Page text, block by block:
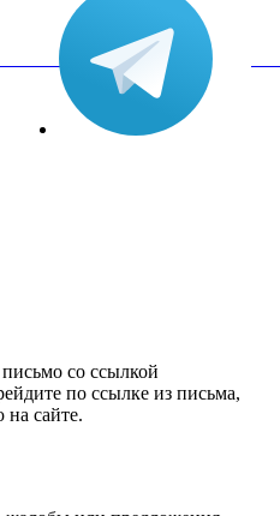
вКонтакте
со ссылкой
по ссылке из письма,
на сайте.